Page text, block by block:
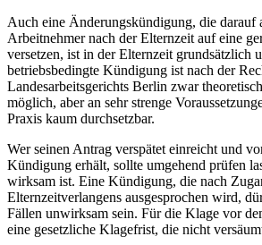
Auch eine Änderungskündigung, die darauf
Arbeitnehmer nach der Elternzeit auf eine
versetzen, ist in der Elternzeit grundsätzlich
betriebsbedingte Kündigung ist nach der
Landesarbeitsgerichts Berlin zwar
möglich, aber an sehr strenge
Praxis kaum durchsetzbar.
Wer seinen Antrag verspätet einreicht und
Kündigung erhält, sollte umgehend prüfen
wirksam ist. Eine Kündigung, die nach
Elternzeitverlangens ausgesprochen wird,
Fällen unwirksam sein. Für die Klage vor
eine gesetzliche Klagefrist, die nicht